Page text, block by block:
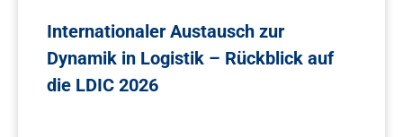
Internationaler Austausch zur
Dynamik in Logistik – Rückblick auf
die LDIC 2026